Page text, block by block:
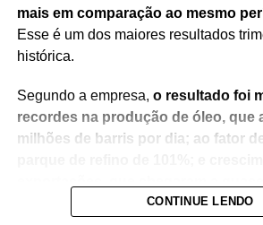
mais em comparação ao mesmo
Esse é um dos maiores resultados
histórica.
Segundo a empresa, o resultado foi
recordes na produção de óleo, que
milhões de barris por dia; ao fator
CONTINUE LENDO